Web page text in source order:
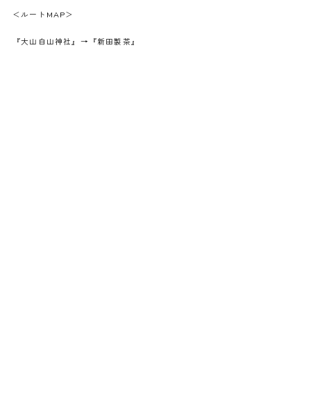
＜ルートMAP＞
『大山白山神社』→『新田製茶』